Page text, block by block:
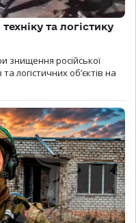
та логістику
знищення російської
логістичних об’єктів на